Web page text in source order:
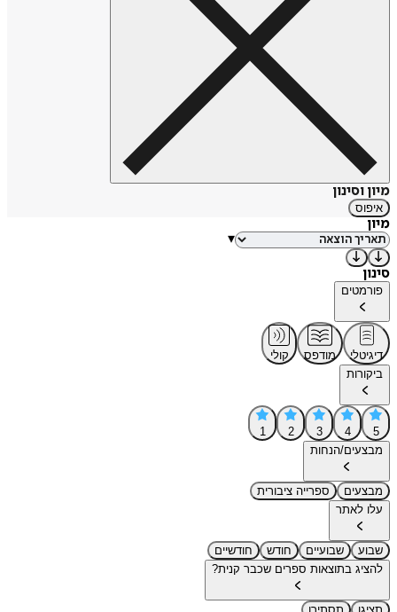
מיון וסינון
איפוס
מיון
▾
סינון
פורמטים
דיגיטלי מודפס
קולי
ביקורות
5
4
3
2
1
מבצעים/הנחות
מבצעים
ספרייה ציבורית
עלו לאתר
שבוע שבועיים חודש
חודשיים
להציג בתוצאות ספרים שכבר קנית?